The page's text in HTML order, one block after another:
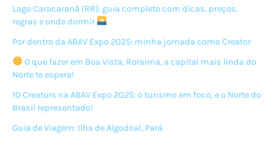
de
dólares
para
usuários
da
GoPro
Black
Lago Caracaranã (RR): guia completo com dicas, preços,
regras e onde dormir
Por dentro da ABAV Expo 2025: minha jornada como Creator
O que fazer em Boa Vista, Roraima, a capital mais linda do
Norte te espera!
10 Creators na ABAV Expo 2025: o turismo em foco, e o Norte do
Brasil representado!
Guia de Viagem: Ilha de Algodoal, Pará